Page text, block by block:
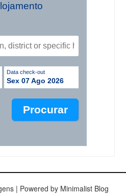
Data check-out
Sex 07 Ago 2026
| Powered by Minimalist Blog